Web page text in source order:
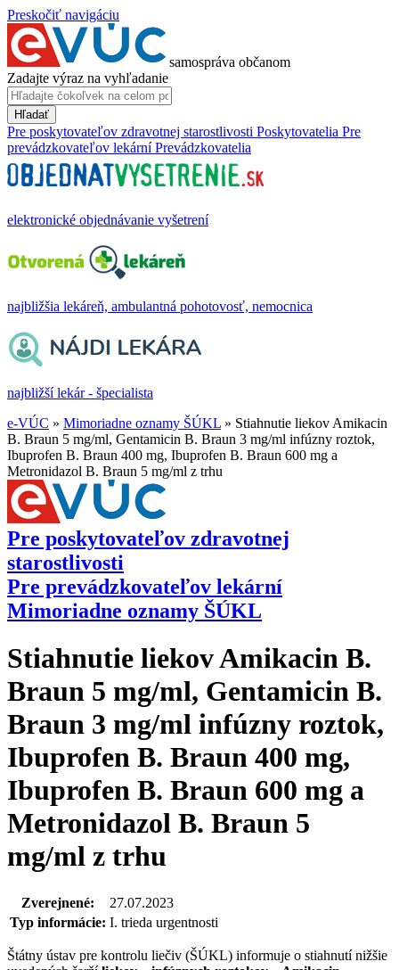
Preskočiť navigáciu
samospráva občanom
Zadajte výraz na vyhľadanie
Hľadať
Pre poskytovateľov zdravotnej starostlivosti Poskytovatelia Pre
prevádzkovateľov lekární Prevádzkovatelia
elektronické objednávanie vyšetrení
najbližšia lekáreň, ambulantná pohotovosť, nemocnica
najbližší lekár - špecialista
e-VÚC » Mimoriadne oznamy ŠÚKL » Stiahnutie liekov Amikacin
B. Braun 5 mg/ml, Gentamicin B. Braun 3 mg/ml infúzny roztok,
Ibuprofen B. Braun 400 mg, Ibuprofen B. Braun 600 mg a
Metronidazol B. Braun 5 mg/ml z trhu
Pre poskytovateľov zdravotnej
starostlivosti
Pre prevádzkovateľov lekární
Mimoriadne oznamy ŠÚKL
Stiahnutie liekov Amikacin B.
Braun 5 mg/ml, Gentamicin B.
Braun 3 mg/ml infúzny roztok,
Ibuprofen B. Braun 400 mg,
Ibuprofen B. Braun 600 mg a
Metronidazol B. Braun 5
mg/ml z trhu
Zverejnené:
27.07.2023
Typ informácie: I. trieda urgentnosti
Štátny ústav pre kontrolu liečiv (ŠÚKL) informuje o stiahnutí nižšie